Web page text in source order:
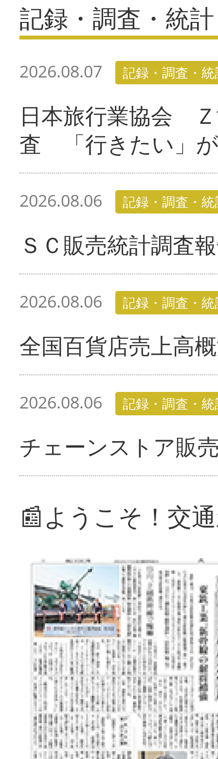
記録・調査・統計
2026.08.07 記録・調査・
日本旅行業協会
査 「行きたい」
2026.08.06 記録・調査・
ＳＣ販売統計調査
2026.08.06 記録・調査・
全国百貨店売上高
2026.08.06 記録・調査・
チェーンストア販
📰ようこそ！交